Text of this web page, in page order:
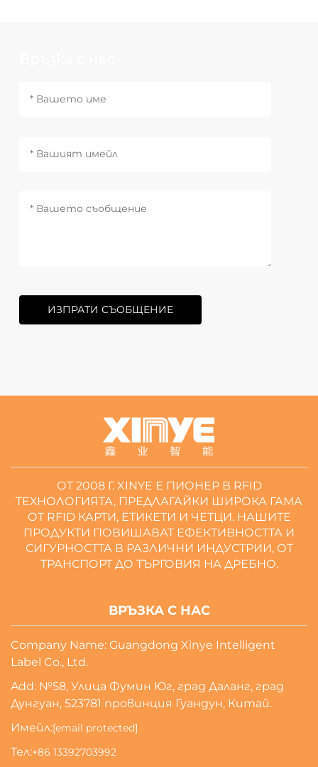
ИЗПРАТИ СЪОБЩЕНИЕ
ОТ 2008 Г. XINYE Е ПИОНЕР В RFID
ТЕХНОЛОГИЯТА, ПРЕДЛАГАЙКИ ШИРОКА ГАМА
ОТ RFID КАРТИ, ЕТИКЕТИ И ЧЕТЦИ. НАШИТЕ
ПРОДУКТИ ПОВИШАВАТ ЕФЕКТИВНОСТТА И
СИГУРНОСТТА В РАЗЛИЧНИ ИНДУСТРИИ, ОТ
ТРАНСПОРТ ДО ТЪРГОВИЯ НА ДРЕБНО.
ВРЪЗКА С НАС
Company Name: Guangdong Xinye Intelligent
Label Co., Ltd.
Add: №58, Улица Фумин Юг, град Даланг, град
Дунгуан, 523781 провинция Гуандун, Китай.
Имейл:[email protected]
Тел:+86 13392703992